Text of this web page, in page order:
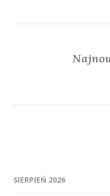
SIERPIEŃ 2026